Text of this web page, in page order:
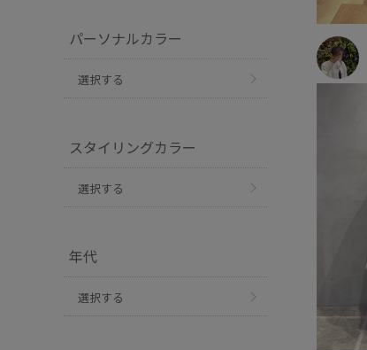
パーソナルカラー
選択する
スタイリングカラー
選択する
年代
選択する